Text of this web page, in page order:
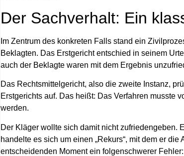
Der Sachverhalt: Ein
Im Zentrum des konkreten Falls stand ein
Beklagten. Das Erstgericht entschied in seinem
auch der Beklagte waren mit dem Ergebnis
Das Rechtsmittelgericht, also die zweite Instanz,
Erstgerichts auf. Das heißt: Das Verfahren musste
werden.
Der Kläger wollte sich damit nicht zufriedengeben.
handelte es sich um einen „Rekurs“, mit dem er
entscheidenden Moment ein folgenschwerer